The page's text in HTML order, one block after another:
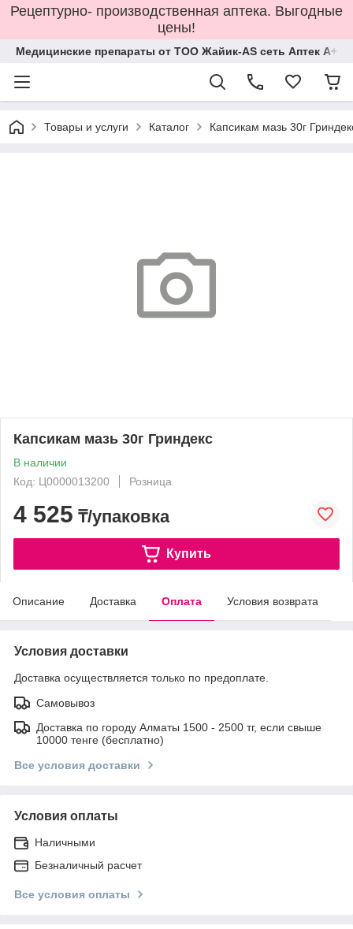
Рецептурно- производственная аптека. Выгодные
цены!
Медицинские препараты от ТОО Жайик-AS сеть Аптек А+
Товары и услуги Каталог Капсикам мазь 30г
Капсикам мазь 30г Гриндекс
В наличии
Код: Ц0000013200
Розница
4 525 ₸/упаковка
Купить
Описание Доставка Оплата Условия возврата
Условия доставки
Доставка осуществляется только по предоплате.
Самовывоз
Доставка по городу Алматы 1500 - 2500 тг, если свыше
10000 тенге (бесплатно)
Все условия доставки
Условия оплаты
Наличными
Безналичный расчет
Все условия оплаты